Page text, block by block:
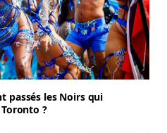
passés les Noirs qui
?